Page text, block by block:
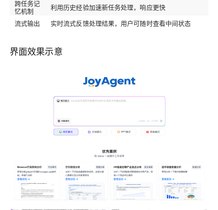
跨任务记
忆机制
利用历史经验加速新任务处理，响应更快
流式输出
实时流式反馈处理结果，用户可随时查看中间状态
界面效果示意